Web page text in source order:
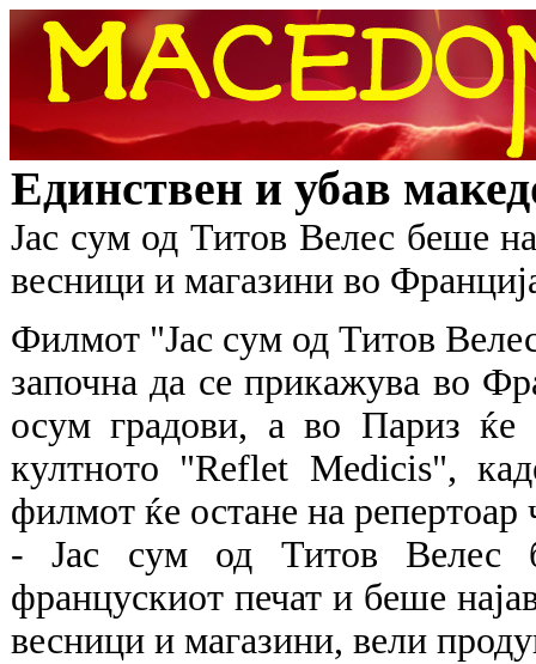
Единствен и убав
Јас сум од Титов Велес беше
весници и магазини во
Филмот "Јас сум од Титов
започна да се прикажува во
осум градови, а во Париз
култното "Reflet Medicis",
филмот ќе остане на репертоар
- Јас сум од Титов Велес
францускиот печат и беше
весници и магазини, вели